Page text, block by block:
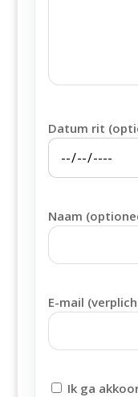
Datum rit
Naam
E-mail
Ik ga